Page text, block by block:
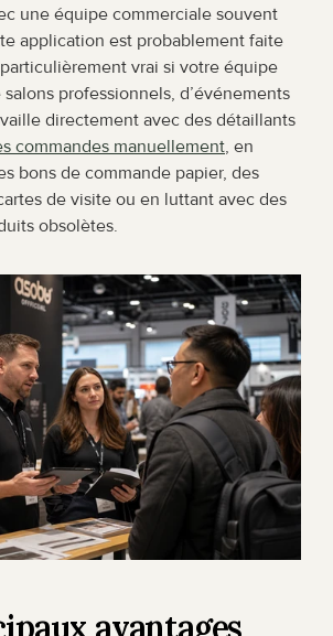
une équipe commerciale souvent
application est probablement faite
particulièrement vrai si votre équipe
professionnels, d’événements
directement avec des détaillants
commandes manuellement, en
bons de commande papier, des
de visite ou en luttant avec des
obsolètes.